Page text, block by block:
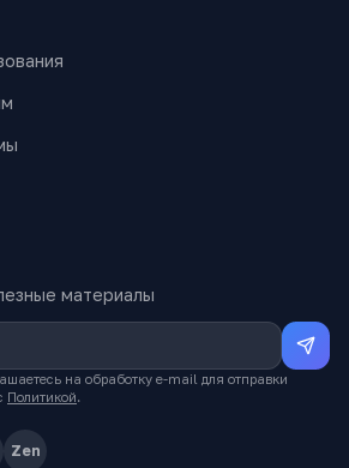
материалы
на обработку e-mail для отправки
Политикой.
Zen